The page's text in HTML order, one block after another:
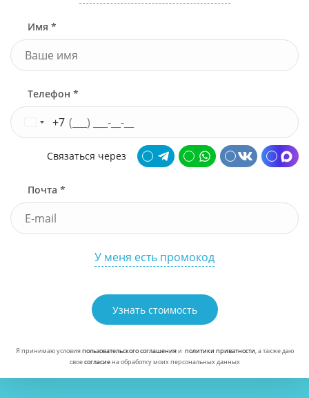
Имя *
Телефон *
+7
Связаться через
Почта *
У меня есть промокод
Узнать стоимость
Я принимаю условияпользовательского соглашенияи политики приватности, а также даю
своесогласиена обработку моих персональных данных